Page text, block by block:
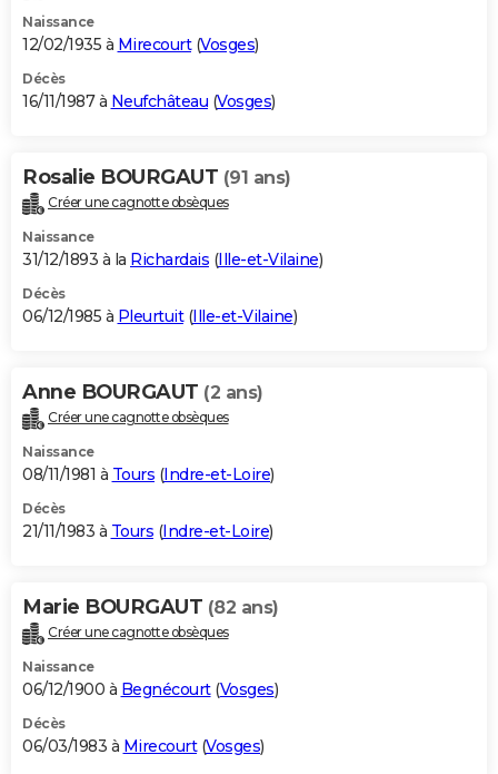
Naissance
12/02/1935 à Mirecourt(Vosges)
Décès
16/11/1987 à Neufchâteau (Vosges)
Rosalie BOURGAUT (91 ans)
Créer une cagnotte obsèques
Naissance
31/12/1893 à la Richardais (Ille-et-Vilaine)
Décès
06/12/1985 à Pleurtuit(Ille-et-Vilaine)
Anne BOURGAUT (2 ans)
Créer une cagnotte obsèques
Naissance
08/11/1981 à Tours (Indre-et-Loire)
Décès
21/11/1983 à Tours (Indre-et-Loire)
Marie BOURGAUT (82 ans)
Créer une cagnotte obsèques
Naissance
06/12/1900 à Begnécourt(Vosges)
Décès
06/03/1983 à Mirecourt(Vosges)